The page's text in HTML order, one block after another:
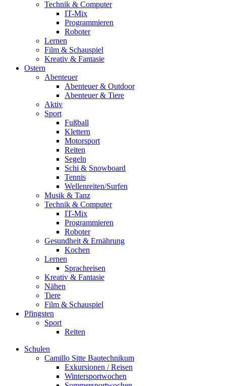
Technik & Computer
IT-Mix
Programmieren
Roboter
Lernen
Film & Schauspiel
Kreativ & Fantasie
Ostern
Abenteuer
Abenteuer & Outdoor
Abenteuer & Tiere
Aktiv
Sport
Fußball
Klettern
Motorsport
Reiten
Segeln
Schi & Snowboard
Tennis
Wellenreiten/Surfen
Musik & Tanz
Technik & Computer
IT-Mix
Programmieren
Roboter
Gesundheit & Ernährung
Kochen
Lernen
Sprachreisen
Kreativ & Fantasie
Nähen
Tiere
Film & Schauspiel
Pfingsten
Sport
Reiten
Schulen
Camillo Sitte Bautechnikum
Exkursionen / Reisen
Wintersportwochen